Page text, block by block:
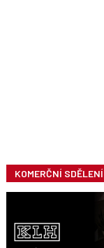
KOMERČNÍ SDĚLENÍ